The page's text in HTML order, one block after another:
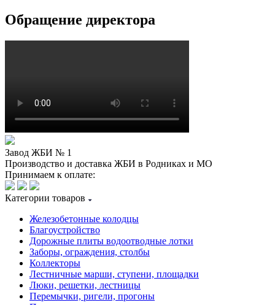
Обращение директора
Завод ЖБИ № 1
Производство и доставка ЖБИ в Родниках и МО
Принимаем к оплате:
Категории товаров
Железобетонные колодцы
Благоустройство
Дорожные плиты водоотводные лотки
Заборы, ограждения, столбы
Коллекторы
Лестничные марши, ступени, площадки
Люки, решетки, лестницы
Перемычки, ригели, прогоны